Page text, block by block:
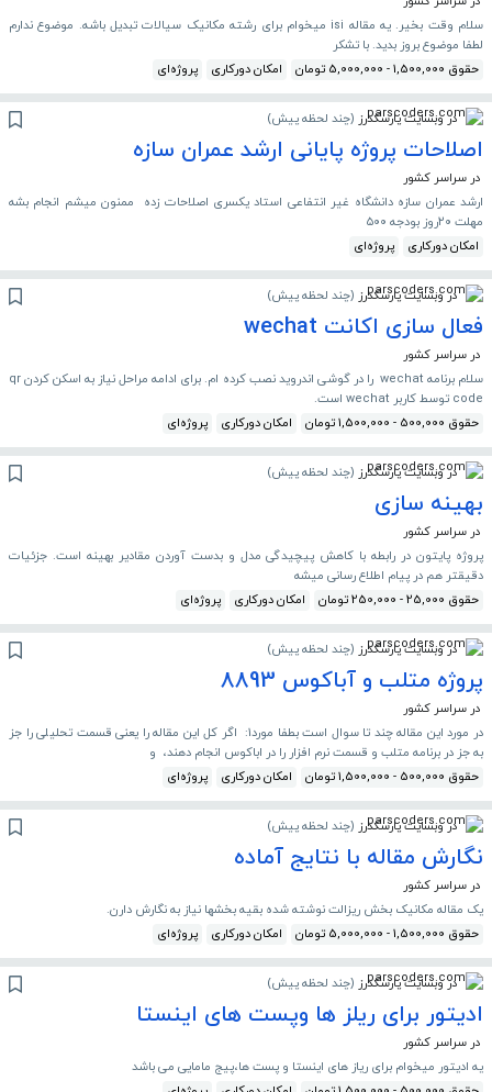
سلام وقت بخیر. یه مقاله isi میخوام برای رشته مکانیک سیالات تبدیل باشه. موضوع ندارم
لطفا موضوع بروز بدید. با تشکر
حقوق 1,500,000 - 5,000,000 تومان
امکان دورکاری پروژه‌ای
در وبسایت پارسکدرز (چند لحظه پیش)
اصلاحات پروژه پایانی ارشد عمران سازه
در سراسر کشور
ارشد عمران سازه دانشگاه غیر انتفاعی استاد یکسری اصلاحات زده ممنون میشم انجام بشه
مهلت ۲۰روز بودجه ۵۰۰
امکان دورکاری
پروژه‌ای
در وبسایت پارسکدرز (چند لحظه پیش)
فعال سازی اکانت wechat
در سراسر کشور
سلام برنامه wechat را در گوشی اندروید نصب کرده ام. برای ادامه مراحل نیاز به اسکن کردن qr
code توسط کاربر wechat است.
حقوق 500,000 - 1,500,000 تومان
امکان دورکاری پروژه‌ای
در وبسایت پارسکدرز (چند لحظه پیش)
بهینه سازی
در سراسر کشور
پروژه پایتون در رابطه با کاهش پیچیدگی مدل و بدست آوردن مقادیر بهینه است. جزئیات
دقیقتر هم در پیام اطلاع رسانی میشه
حقوق 25,000 - 250,000 تومان
امکان دورکاری پروژه‌ای
در وبسایت پارسکدرز (چند لحظه پیش)
پروژه متلب و آباکوس 8893
در سراسر کشور
در مورد این مقاله چند تا سوال است بطفا مورد1: اگر کل این مقاله را یعنی قسمت تحلیلی را جز
به جز در برنامه متلب و قسمت نرم افزار را در اباکوس انجام دهند، و
حقوق 500,000 - 1,500,000 تومان
امکان دورکاری پروژه‌ای
در وبسایت پارسکدرز (چند لحظه پیش)
نگارش مقاله با نتایج آماده
در سراسر کشور
یک مقاله مکانیک بخش ریزالت نوشته شده بقیه بخشها نیاز به نگارش دارن.
حقوق 1,500,000 - 5,000,000 تومان
امکان دورکاری پروژه‌ای
در وبسایت پارسکدرز (چند لحظه پیش)
ادیتور برای ریلز ها وپست های اینستا
در سراسر کشور
یه ادیتور میخوام برای ریاز های اینستا و پست ها،پیج مامایی می باشد